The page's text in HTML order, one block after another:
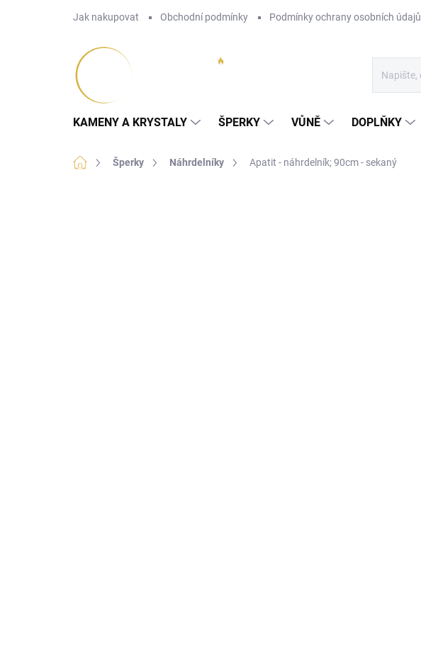
Jak nakupovat Obchodní podmínky Podmínky ochrany osobních údajů
KAMENY A KRYSTALY ŠPERKY VŮNĚ DOPLŇKY
Domů Šperky Náhrdelníky Apatit - náhrdelník; 90cm - sekaný